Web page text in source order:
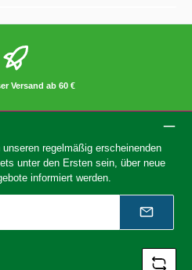
Versand ab 60 €
regelmäßig erscheinenden
unter den Ersten sein, über neue
informiert werden.